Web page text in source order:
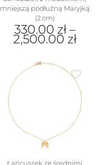
mniejszą podłużną Maryjką
(2 cm)
330.00 zł–
2,500.00zł
produkt
wariantów.
stronie
produktu
Łańcuszek ze średnimi